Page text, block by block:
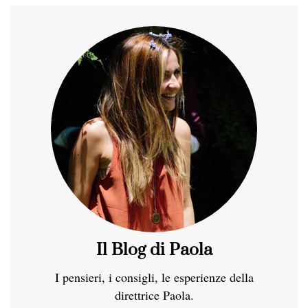
Il Blog di Paola
I pensieri, i consigli, le esperienze della
direttrice Paola.